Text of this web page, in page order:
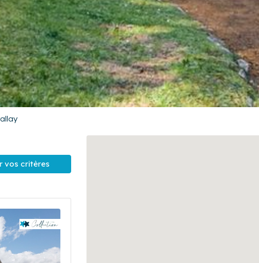
vos critères